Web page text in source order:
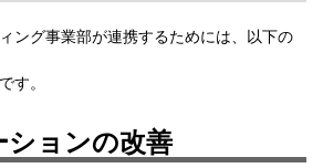
ング事業部が連携するためには、以下の
す。
ションの改善